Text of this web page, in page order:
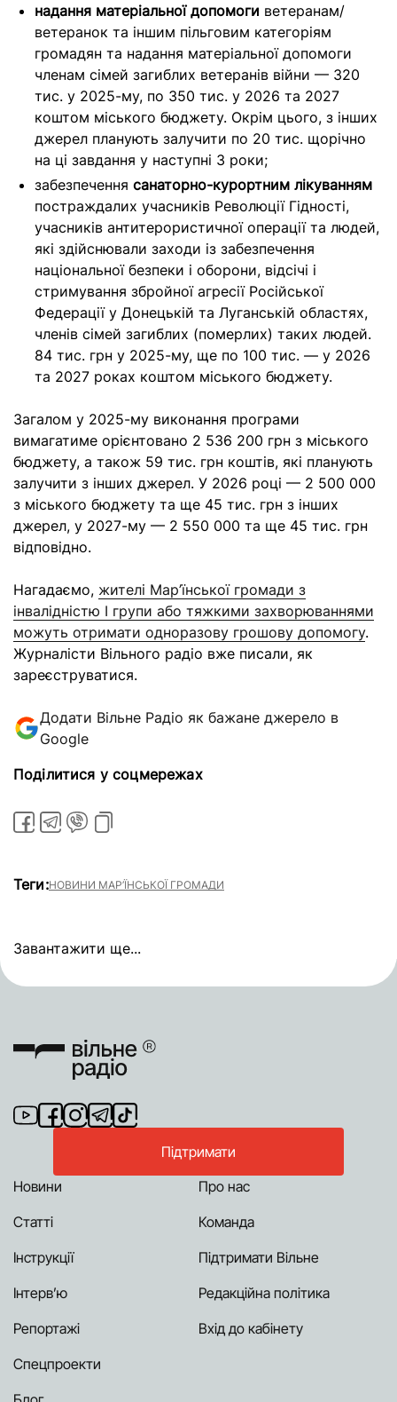
надання матеріальної допомоги ветеранам/
ветеранок та іншим пільговим категоріям
громадян та надання матеріальної допомоги
членам сімей загиблих ветеранів війни — 320
тис. у 2025-му, по 350 тис. у 2026 та 2027
коштом міського бюджету. Окрім цього, з інших
джерел планують залучити по 20 тис. щорічно
на ці завдання у наступні 3 роки;
забезпечення санаторно-курортним лікуванням
постраждалих учасників Революції Гідності,
учасників антитерористичної операції та людей,
які здійснювали заходи із забезпечення
національної безпеки і оборони, відсічі і
стримування збройної агресії Російської
Федерації у Донецькій та Луганській областях,
членів сімей загиблих (померлих) таких людей.
84 тис. грн у 2025-му, ще по 100 тис. — у 2026
та 2027 роках коштом міського бюджету.
Загалом у 2025-му виконання програми
вимагатиме орієнтовано 2 536 200 грн з міського
бюджету, а також 59 тис. грн коштів, які планують
залучити з інших джерел. У 2026 році — 2 500 000
з міського бюджету та ще 45 тис. грн з інших
джерел, у 2027-му — 2 550 000 та ще 45 тис. грн
відповідно.
Нагадаємо, жителі Мар’їнської громади з
інвалідністю І групи або тяжкими захворюваннями
можуть отримати одноразову грошову допомогу.
Журналісти Вільного радіо вже писали, як
зареєструватися.
Додати Вільне Радіо як бажане джерело в
Google
Поділитися у соцмережах
Теги:НОВИНИ МАР’ЇНСЬКОЇ ГРОМАДИ
Завантажити ще...
Підтримати
Новини
Статті
Інструкції
Інтерв’ю
Репортажі
Спецпроекти
Про нас
Команда
Підтримати Вільне
Редакційна політика
Вхід до кабінету